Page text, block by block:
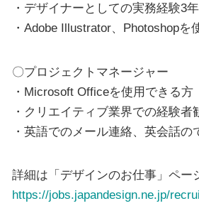
・デザイナーとしての実務経験3
・Adobe Illustrator、Photoshopを
〇プロジェクトマネージャー
・Microsoft Officeを使用できる方
・クリエイティブ業界での経験者
・英語でのメール連絡、英会話の
詳細は「デザインのお仕事」ペー
https://jobs.japandesign.ne.jp/